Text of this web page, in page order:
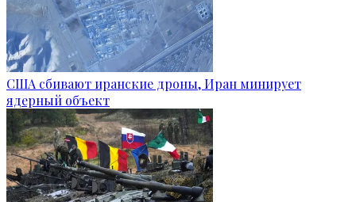
США сбивают иранские дроны, Иран минирует
ядерный объект